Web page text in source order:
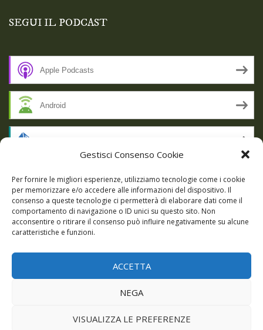
Gestisci Consenso Cookie
Per fornire le migliori esperienze, utilizziamo tecnologie come i cookie
per memorizzare e/o accedere alle informazioni del dispositivo. Il
consenso a queste tecnologie ci permetterà di elaborare dati come il
comportamento di navigazione o ID unici su questo sito. Non
acconsentire o ritirare il consenso può influire negativamente su alcune
caratteristiche e funzioni.
ACCETTA
NEGA
VISUALIZZA LE PREFERENZE
SEGUI IL PODCAST
Apple Podcasts
Android
RSS
SSL SECURE
|Theme:
Giochi DBC Podcast Cookie Policy (UE)